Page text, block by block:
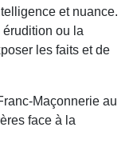
et nuance.
ou la
les faits et de
Maçonnerie au
face à la